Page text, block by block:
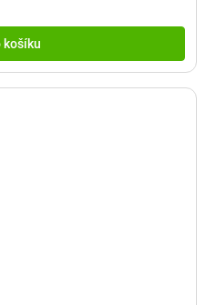
košíku